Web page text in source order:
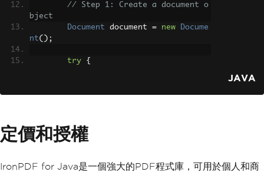
// Step 1: Create a document o
bject
Document document = new
Docume
nt();
try
{
// and directs a PDF-strea
tStream = new
s.pdf");
ment
fileOutputStream );
JAVA
定價和授權
IronPDF for Java是一個強大的PDF程式庫，可用於個人和商